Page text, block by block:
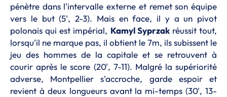
pénètre dans l'intervalle externe et remet son équipe
vers le but (5', 2-3). Mais en face, il y a un pivot
polonais qui est impérial, Kamyl Syprzakréussit tout,
lorsqu'il ne marque pas, il obtient le 7m, ils subissent le
jeu des hommes de la capitale et se retrouvent à
courir après le score (20', 7-11). Malgré la supériorité
adverse, Montpellier s'accroche, garde espoir et
revient à deux longueurs avant la mi-temps (30', 13-